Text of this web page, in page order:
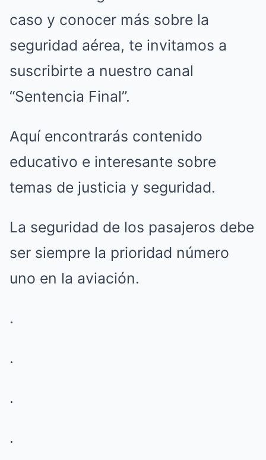
caso y conocer más sobre la
seguridad aérea, te invitamos a
suscribirte a nuestro canal
“Sentencia Final”.
Aquí encontrarás contenido
educativo e interesante sobre
temas de justicia y seguridad.
La seguridad de los pasajeros debe
ser siempre la prioridad número
uno en la aviación.
.
.
.
.